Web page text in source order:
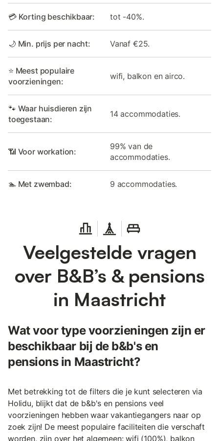
💳 Korting beschikbaar: tot -40%.
🌙 Min. prijs per nacht: Vanaf €25.
⭐ Meest populaire
voorzieningen:
wifi, balkon en airco.
🐾 Waar huisdieren zijn
toegestaan:
14 accommodaties.
📶 Voor workation:
99% van de
accommodaties.
🏊 Met zwembad: 9 accommodaties.
Veelgestelde vragen
over B&B’s & pensions
in Maastricht
Wat voor type voorzieningen zijn er
beschikbaar bij de b&b's en
pensions in Maastricht?
Met betrekking tot de filters die je kunt selecteren via
Holidu, blijkt dat de b&b's en pensions veel
voorzieningen hebben waar vakantiegangers naar op
zoek zijn! De meest populaire faciliteiten die verschaft
worden, zijn over het algemeen: wifi (100%), balkon